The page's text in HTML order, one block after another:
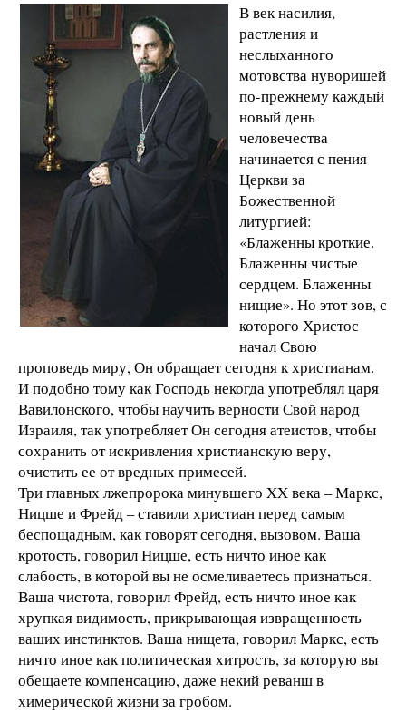
В век насилия,
растления и
неслыханного
мотовства нуворишей
по-прежнему каждый
новый день
человечества
начинается с пения
Церкви за
Божественной
литургией:
«Блаженны кроткие.
Блаженны чистые
сердцем. Блаженны
нищие». Но этот зов, с
которого Христос
начал Свою
проповедь миру, Он обращает сегодня к христианам.
И подобно тому как Господь некогда употреблял царя
Вавилонского, чтобы научить верности Свой народ
Израиля, так употребляет Он сегодня атеистов, чтобы
сохранить от искривления христианскую веру,
очистить ее от вредных примесей.
Три главных лжепророка минувшего XX века – Маркс,
Ницше и Фрейд – ставили христиан перед самым
беспощадным, как говорят сегодня, вызовом. Ваша
кротость, говорил Ницше, есть ничто иное как
слабость, в которой вы не осмеливаетесь признаться.
Ваша чистота, говорил Фрейд, есть ничто иное как
хрупкая видимость, прикрывающая извращенность
ваших инстинктов. Ваша нищета, говорил Маркс, есть
ничто иное как политическая хитрость, за которую вы
обещаете компенсацию, даже некий реванш в
химерической жизни за гробом.